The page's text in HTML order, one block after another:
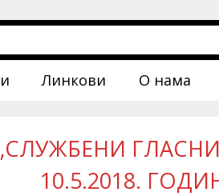
Линкови О нама
10.5.2018.